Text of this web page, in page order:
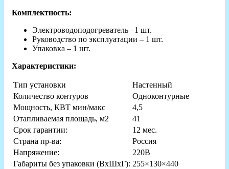
Комплектность:
Электроводоподогреватель –1 шт.
Руководство по эксплуатации – 1 шт.
Упаковка – 1 шт.
Характеристики:
Тип установки
Настенный
Количество контуров
Одноконтурные
Мощность, КВТ мин/макс
4,5
Отапливаемая площадь, м2
41
Срок гарантии:
12 мес.
Страна пр-ва:
Россия
Напряжение:
220В
Габариты без упаковки (ВxШxГ): 255×130×440